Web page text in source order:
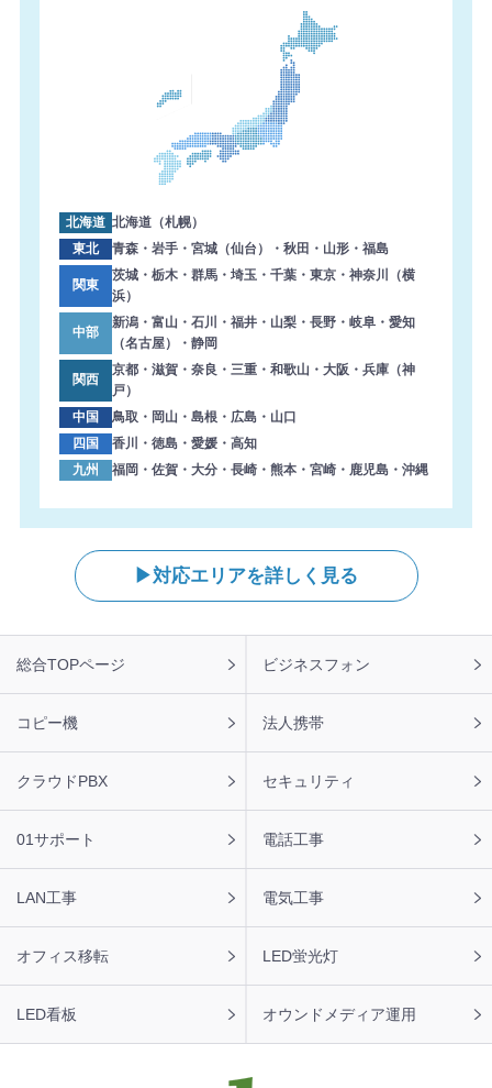
北海道 北海道（札幌）
東北
青森・岩手・宮城（仙台）・秋田・山形・福島
関東
茨城・栃木・群馬・埼玉・千葉・東京・神奈川（横
浜）
中部
新潟・富山・石川・福井・山梨・長野・岐阜・愛知
（名古屋）・静岡
関西
京都・滋賀・奈良・三重・和歌山・大阪・兵庫（神
戸）
中国
鳥取・岡山・島根・広島・山口
四国
香川・徳島・愛媛・高知
九州
福岡・佐賀・大分・長崎・熊本・宮崎・鹿児島・沖縄
対応エリアを詳しく見る
ッ
タ
総合TOPページ ビジネスフォン
コピー機 法人携帯
クラウドPBX セキュリティ
01サポート 電話工事
LAN工事 電気工事
オフィス移転 LED蛍光灯
LED看板 オウンドメディア運用